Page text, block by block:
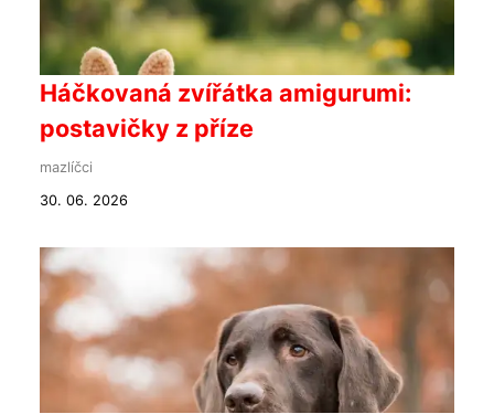
Háčkovaná zvířátka amigurumi:
postavičky z příze
mazlíčci
30. 06. 2026